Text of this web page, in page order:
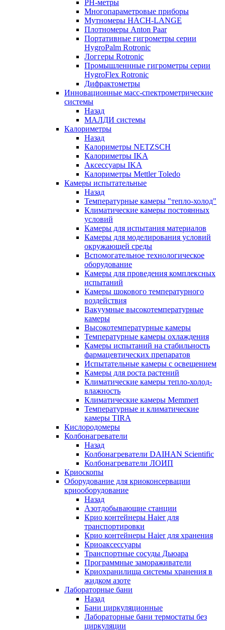
РH-метры
Многопараметровые приборы
Мутномеры HACH-LANGE
Плотномеры Anton Paar
Портативные гигрометры серии
HygroPalm Rotronic
Логгеры Rotronic
Промышленнные гигрометры серии
HygroFlex Rotronic
Дифрактометры
Инновационные масс-спектрометрические
системы
Назад
МАЛДИ системы
Калориметры
Назад
Калориметры NETZSCH
Калориметры IKA
Аксессуары IKA
Калориметры Mettler Toledo
Камеры испытательные
Назад
Температурные камеры "тепло-холод"
Климатические камеры постоянных
условий
Камеры для испытания материалов
Камеры для моделирования условий
окружающей среды
Вспомогательное технологическое
оборудование
Камеры для проведения комплексных
испытаний
Камеры шокового температурного
воздействия
Вакуумные высокотемпературные
камеры
Высокотемпературные камеры
Температурные камеры охлаждения
Камеры испытаний на стабильность
фармацевтических препаратов
Испытательные камеры с освещением
Камеры для роста растений
Климатические камеры тепло-холод-
влажность
Климатические камеры Memmert
Температурные и климатические
камеры TIRA
Кислородомеры
Колбонагреватели
Назад
Колбонагреватели DAIHAN Scientific
Колбонагреватели ЛОИП
Криоскопы
Оборудование для криоконсервации
криооборудование
Назад
Азотдобывающие станции
Крио контейнеры Haier для
транспортировки
Крио контейнеры Haier для хранения
Криоаксессуары
Транспортные сосуды Дьюара
Программные замораживатели
Криохранилища системы хранения в
жидком азоте
Лабораторные бани
Назад
Бани циркуляционные
Лабораторные бани термостаты без
циркуляции